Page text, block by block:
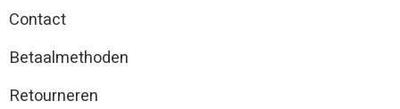
Contact
Betaalmethoden
Retourneren